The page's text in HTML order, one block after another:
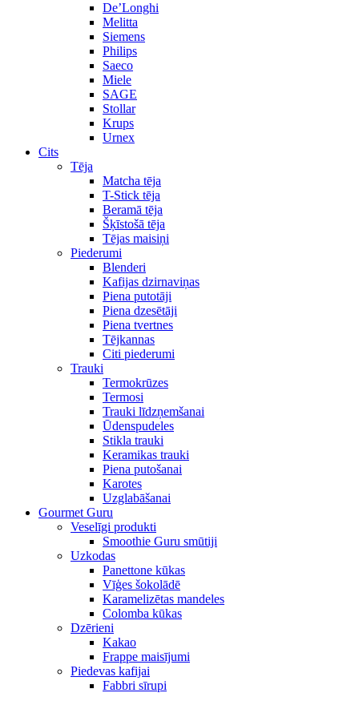
De’Longhi
Melitta
Siemens
Philips
Saeco
Miele
SAGE
Stollar
Krups
Urnex
Cits
Tēja
Matcha tēja
T-Stick tēja
Beramā tēja
Šķīstošā tēja
Tējas maisiņi
Piederumi
Blenderi
Kafijas dzirnaviņas
Piena putotāji
Piena dzesētāji
Piena tvertnes
Tējkannas
Citi piederumi
Trauki
Termokrūzes
Termosi
Trauki līdzņemšanai
Ūdenspudeles
Stikla trauki
Keramikas trauki
Piena putošanai
Karotes
Uzglabāšanai
Gourmet Guru
Veselīgi produkti
Smoothie Guru smūtiji
Uzkodas
Panettone kūkas
Vīģes šokolādē
Karamelizētas mandeles
Colomba kūkas
Dzērieni
Kakao
Frappe maisījumi
Piedevas kafijai
Fabbri sīrupi